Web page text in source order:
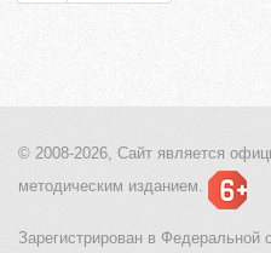
© 2008-2026, Сайт является
методическим изданием.
Зарегистрирован в